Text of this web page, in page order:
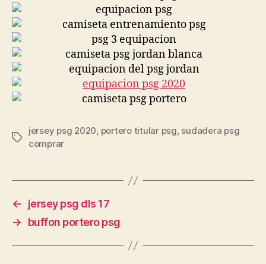
Etiquetas
jersey psg 2020, portero titular psg, sudadera psg
comprar
←
jersey psg dls 17
→
buffon portero psg